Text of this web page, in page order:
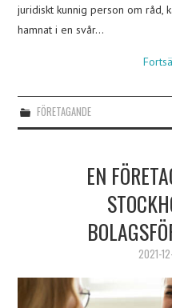
juridiskt kunnig person om råd,
hamnat i en svår…
FÖRETAGANDE
EN
2021-